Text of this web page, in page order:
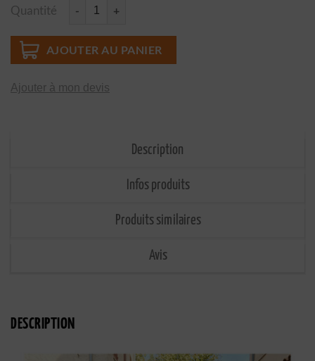
Quantité
AJOUTER AU PANIER
Ajouter à mon devis
Description
Infos produits
Produits similaires
Avis
DESCRIPTION